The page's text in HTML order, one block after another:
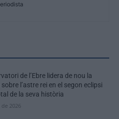
de l’Ebre lidera de nou la
l’astre rei en el segon eclipsi
de la seva història
2026